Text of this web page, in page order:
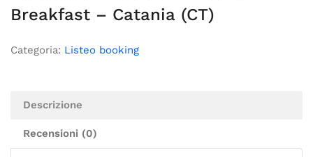
Breakfast – Catania (CT)
Categoria: Listeo booking
Descrizione
Recensioni (0)